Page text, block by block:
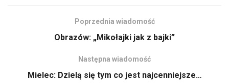
Poprzednia wiadomość
Obrazów: „Mikołajki jak z bajki”
Następna wiadomość
Mielec: Dzielą się tym co jest najcenniejsze…